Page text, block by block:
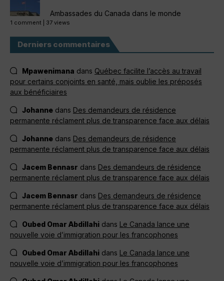
Ambassades du Canada dans le monde
1 comment 37 views
Derniers commentaires
Mpawenimana dans Québec facilite l’accès au travail
pour certains conjoints en santé, mais oublie les préposés
aux bénéficiaires
Johanne dans Des demandeurs de résidence
permanente réclament plus de transparence face aux délais
Johanne dans Des demandeurs de résidence
permanente réclament plus de transparence face aux délais
Jacem Bennasr dans Des demandeurs de résidence
permanente réclament plus de transparence face aux délais
Jacem Bennasr dans Des demandeurs de résidence
permanente réclament plus de transparence face aux délais
Oubed Omar Abdillahi dans Le Canada lance une
nouvelle voie d’immigration pour les francophones
Oubed Omar Abdillahi dans Le Canada lance une
nouvelle voie d’immigration pour les francophones